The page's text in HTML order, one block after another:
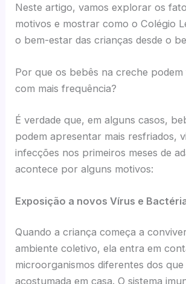
Neste artigo, vamos explorar os
motivos e mostrar como o Colégio
o bem-estar das crianças desde o
Por que os bebês na creche podem
com mais frequência?
É verdade que, em alguns casos,
podem apresentar mais resfriados,
infecções nos primeiros meses de
acontece por alguns motivos:
Exposição a novos Vírus e
Quando a criança começa a
ambiente coletivo, ela entra em
microorganismos diferentes dos que
acostumada em casa. O sistema